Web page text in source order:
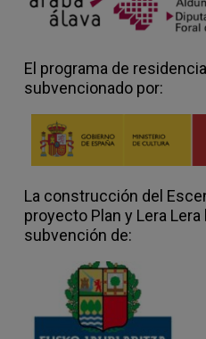
El programa de
subvencionado por:
La construcción del
proyecto Plan y Lera
subvención de: